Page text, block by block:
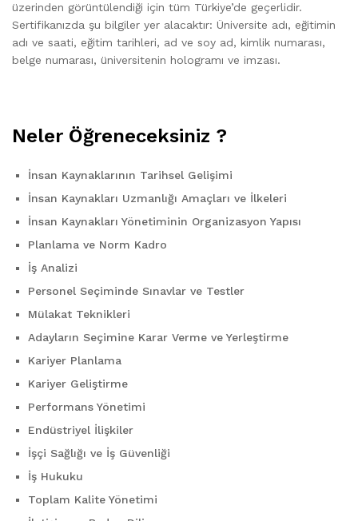
üzerinden görüntülendiği için tüm Türkiye’de geçerlidir.
Sertifikanızda şu bilgiler yer alacaktır: Üniversite adı, eğitimin
adı ve saati, eğitim tarihleri, ad ve soy ad, kimlik numarası,
belge numarası, üniversitenin hologramı ve imzası.
Neler Öğreneceksiniz ?
İnsan Kaynaklarının Tarihsel Gelişimi
İnsan Kaynakları Uzmanlığı Amaçları ve İlkeleri
İnsan Kaynakları Yönetiminin Organizasyon Yapısı
Planlama ve Norm Kadro
İş Analizi
Personel Seçiminde Sınavlar ve Testler
Mülakat Teknikleri
Adayların Seçimine Karar Verme ve Yerleştirme
Kariyer Planlama
Kariyer Geliştirme
Performans Yönetimi
Endüstriyel İlişkiler
İşçi Sağlığı ve İş Güvenliği
İş Hukuku
Toplam Kalite Yönetimi